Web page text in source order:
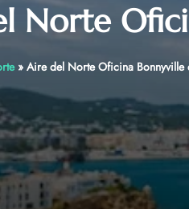
Norte
» Aire del Norte Oficina Bonnyville